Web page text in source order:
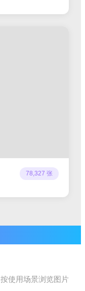
78,327 张
按使用场景浏览图片